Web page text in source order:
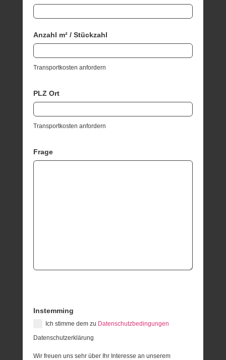
Anzahl m² / Stückzahl
Transportkosten anfordern
PLZ Ort
Transportkosten anfordern
Frage
Instemming
Ich stimme dem zu Datenschutzbedingungen
Datenschutzerklärung
Wir freuen uns sehr über Ihr Interesse an unserem